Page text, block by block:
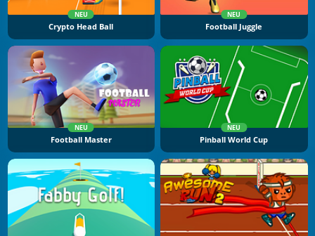
NEU
Crypto Head Ball
NEU
Football Juggle
NEU
Football Master
NEU
Pinball World Cup